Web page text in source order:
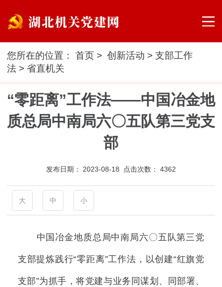
您所在的位置：首页 >创新活动 >支部工作
法 >省直机关
“零距离”工作法——中国冶金地
质总局中南局六〇五队第三党支
部
发布日期： 2023-08-18 点击次数： 4362
大 中 小
中国冶金地质总局中南局六〇五队第三党
支部提炼践行“零距离”工作法，以创建“红旗党
支部”为抓手，将党建与业务同谋划、同部署、